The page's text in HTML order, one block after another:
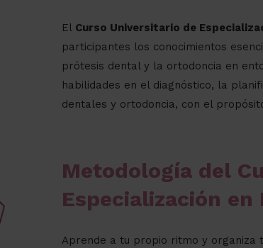
El Curso Universitario de
participantes los conocimientos
prótesis dental y la ortodoncia en
habilidades en el diagnóstico, la
dentales y ortodoncia, con el
Metodología del
Especialización
Aprende a tu propio ritmo y organiza